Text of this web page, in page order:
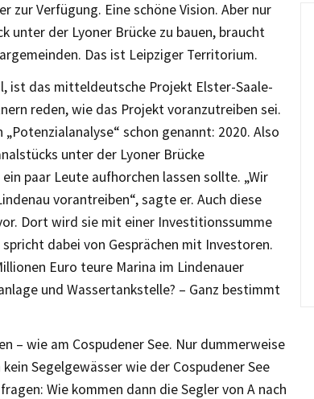
Verfügung. Eine schöne Vision. Aber nur
unter der Lyoner Brücke zu bauen, braucht
Das ist Leipziger Territorium.
ist das mitteldeutsche Projekt Elster-Saale-
reden, wie das Projekt voranzutreiben sei.
schon genannt: 2020. Also
unter der Lyoner Brücke
paar Leute aufhorchen lassen sollte. „Wir
vorantreiben“, sagte er. Auch diese
Dort wird sie mit einer Investitionssumme
dabei von Gesprächen mit Investoren.
Euro teure Marina im Lindenauer
und Wassertankstelle? – Ganz bestimmt
– wie am Cospudener See. Nur dummerweise
Segelgewässer wie der Cospudener See
Wie kommen dann die Segler von A nach